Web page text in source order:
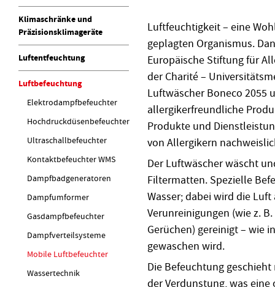
Klimaschränke und
Präzisionsklimageräte
Luftentfeuchtung
Luftbefeuchtung
Elektrodampfbefeuchter
Hochdruckdüsenbefeuchter
Ultraschallbefeuchter
Kontaktbefeuchter WMS
Dampfbadgeneratoren
Dampfumformer
Gasdampfbefeuchter
Dampfverteilsysteme
Mobile Luftbefeuchter
Wassertechnik
Luftfeuchtigkeit – eine
geplagten Organismus.
Europäische Stiftung für
der Charité –
Luftwäscher Boneco 2055
allergikerfreundliche
Produkte und
von Allergikern
Der Luftwäscher wäscht
Filtermatten. Spezielle
Wasser; dabei wird die
Verunreinigungen (wie z.
Gerüchen) gereinigt – wie
gewaschen wird.
Die Befeuchtung
der Verdunstung, was